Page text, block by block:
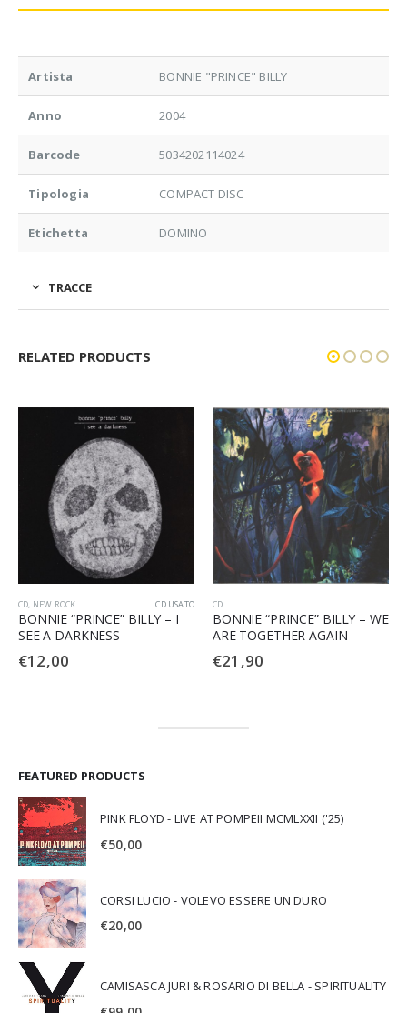
Artista BONNIE "PRINCE" BILLY
Anno 2004
Barcode 5034202114024
Tipologia COMPACT DISC
Etichetta DOMINO
TRACCE
RELATED PRODUCTS
CD USATO
BILLY – I
BONNIE “PRINCE” BILLY – WE
ARE TOGETHER AGAIN
BONNIE “PRINCE”
ARE TOGETHER
FEATURED PRODUCTS
PINK FLOYD - LIVE AT POMPEII MCMLXXII ('25)
€50,00
CORSI LUCIO - VOLEVO ESSERE UN DURO
€20,00
CAMISASCA JURI & ROSARIO DI BELLA - SPIRITUALITY